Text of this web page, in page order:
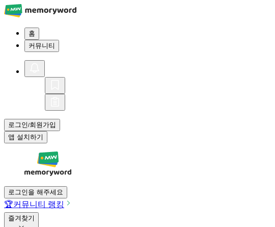
홈
커뮤니티
로그인/회원가입
앱 설치하기
로그인을 해주세요
🏆커뮤니티 랭킹
즐겨찾기